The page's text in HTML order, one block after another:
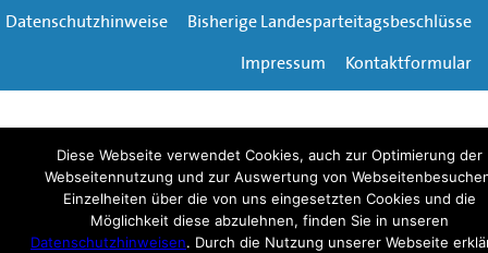
Datenschutzhinweise
Bisherige Landesparteitagsbeschlüsse
Impressum
Kontaktformular
Diese Webseite verwendet Cookies, auch zur Optimierung der
Webseitennutzung und zur Auswertung von
Einzelheiten über die von uns eingesetzten Cookies und die
Möglichkeit diese abzulehnen, finden Sie in unseren
Datenschutzhinweisen. Durch die Nutzung unserer Webseite